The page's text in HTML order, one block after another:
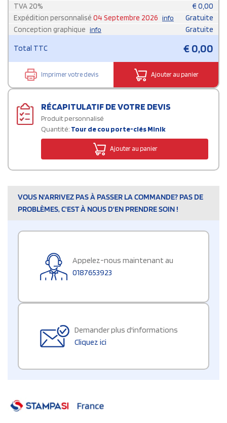
TVA 20% € 0,00
Expédition personnalisé 04 Septembre 2026 info
Gratuite
Conception graphique info Gratuite
Total TTC €0,00
Imprimer votre devis Ajouter au panier
RÉCAPITULATIF DE VOTRE DEVIS
Produit personnalisé
Quantité: Tour de cou porte-clés Minik
Ajouter au panier
VOUS N'ARRIVEZ PAS À PASSER LA COMMANDE? PAS DE
PROBLÈMES, C'EST À NOUS D'EN PRENDRE SOIN !
Appelez-nous maintenant au
0187653923
Demander plus d'informations
Cliquez ici